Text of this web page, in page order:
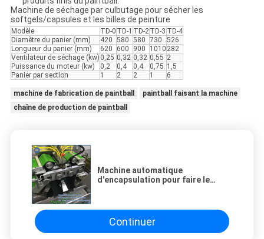
Machine de séchage par culbutage pour sécher les
softgels/capsules et les billes de peinture
Modèle TD-0 TD-1 TD-2TD-3 TD-4
Diamètre du panier (mm)
420 580 580 730
526
Longueur du panier (mm)
620 600 900 1010 282
Ventilateur de séchage (kw) 0,25 0,32 0,32 0,55 2
Puissance du moteur (kw)
0,2 0,4 0,4 0,75 1,5
Panier par section
1 2 2 1 6
machine de fabrication de paintball
paintball faisant la machine
chaîne de production de paintball
Machine automatique
d'encapsulation pour faire le
Continuer